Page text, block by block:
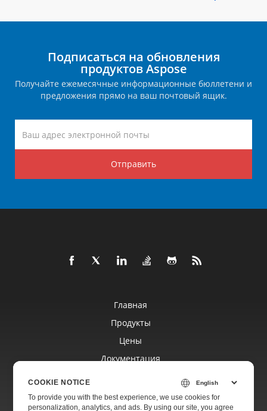
Подписаться на обновления
продуктов Aspose
Получайте ежемесячные информационные бюллетени и
предложения прямо на ваш почтовый ящик.
Отправить
Главная
Продукты
Цены
Документация
COOKIE NOTICE
To provide you with the best experience, we use cookies for
personalization, analytics, and ads. By using our site, you agree